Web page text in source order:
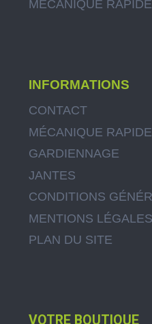
MÉCANIQUE RAPIDE
INFORMATIONS
CONTACT
MÉCANIQUE RAPIDE
GARDIENNAGE
JANTES
CONDITIONS
MENTIONS LÉGALES
PLAN DU SITE
VOTRE BOUTIQUE